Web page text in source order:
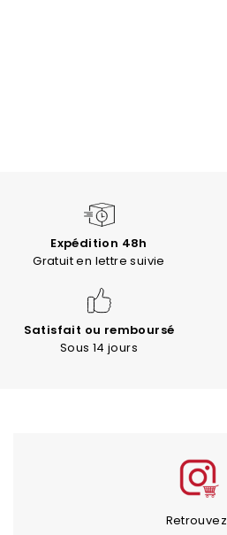
Expédition 48h
Gratuit en lettre suivie
Satisfait ou remboursé
Sous 14 jours
Retrouvez